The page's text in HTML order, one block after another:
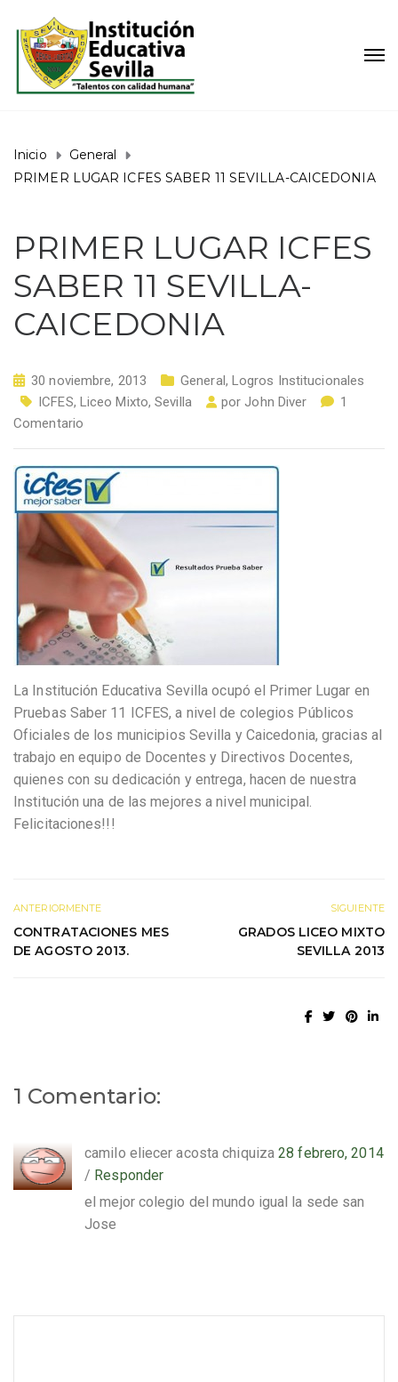
Inicio
General
PRIMER LUGAR ICFES SABER 11 SEVILLA-CAICEDONIA
PRIMER LUGAR ICFES
SABER 11 SEVILLA-
CAICEDONIA
30 noviembre, 2013 General, Logros Institucionales
ICFES, Liceo Mixto,Sevilla porJohn Diver
1
Comentario
La Institución Educativa Sevilla ocupó el Primer Lugar en
Pruebas Saber 11 ICFES, a nivel de colegios Públicos
Oficiales de los municipios Sevilla y Caicedonia, gracias al
trabajo en equipo de Docentes y Directivos Docentes,
quienes con su dedicación y entrega, hacen de nuestra
Institución una de las mejores a nivel municipal.
Felicitaciones!!!
ANTERIORMENTE
CONTRATACIONES MES
DE AGOSTO 2013.
SIGUIENTE
GRADOS LICEO MIXTO
SEVILLA 2013
1 Comentario:
camilo eliecer acosta chiquiza28 febrero, 2014
/ Responder
el mejor colegio del mundo igual la sede san
Jose